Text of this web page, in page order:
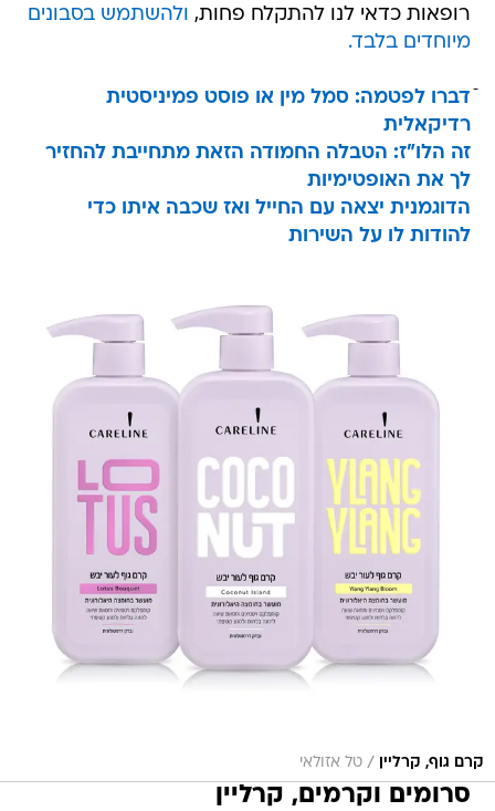
רופאות כדאי לנו להתקלח פחות, ולהשתמש בסבונים
מיוחדים בלבד.
דברו לפטמה: סמל מין או פוסט פמיניסטית
רדיקאלית
זה הלו"ז: הטבלה החמודה הזאת מתחייבת להחזיר
לך את האופטימיות
הדוגמנית יצאה עם החייל ואז שכבה איתו כדי
להודות לו על השירות
קרם גוף, קרליין / טל אזולאי
סרומים וקרמים, קרליין